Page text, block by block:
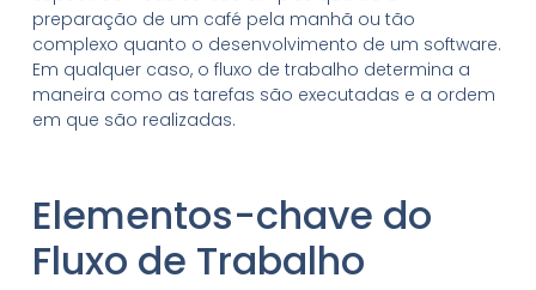
preparação de um café pela manhã ou tão
complexo quanto o desenvolvimento de um software.
Em qualquer caso, o fluxo de trabalho determina a
maneira como as tarefas são executadas e a ordem
em que são realizadas.
Elementos-chave do
Fluxo de Trabalho